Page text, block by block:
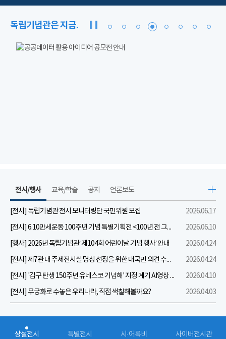
독립기념관은 지금.
전시/행사
[전시] 독립기념관 전시 모니터링단 국민위원 모집
2026.06.17
[전시] 6.10만세운동 100주년 기념 특별기획전 <100년 전 그날을 보다: 6.10만세운동>
2026.06.10
[행사] 2026년 독립기념관 ‘제104회 어린이날 기념 행사’ 안내
2026.04.24
[전시] 제7관 내 주제전시실 명칭 선정을 위한 대국민 의견 수렴 실시
2026.04.24
[전시] '김구 탄생 150주년 유네스코 기념해' 지정 계기 AI영상 국민공모 개최 안내
2026.04.10
[전시] 무궁화로 수놓은 우리나라, 직접 색칠해볼까요?
2026.04.03
교육/학술 공지 언론보도
상설전시 특별전시 시·어록비 사이버전시관